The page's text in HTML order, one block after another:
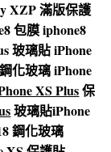
XZP 滿版保護
包膜iphone8
玻璃貼iPhone
化玻璃iPhone
XS Plus保
玻璃貼iPhone
鋼化玻璃